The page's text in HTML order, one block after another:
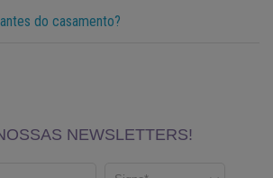
do casamento?